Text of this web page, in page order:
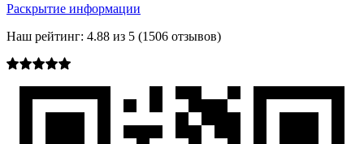
Раскрытие информации
Наш рейтинг: 4.88 из 5 (1506 отзывов)